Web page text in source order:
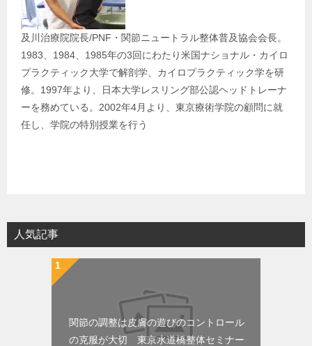
及川治療院院長/PNF・関節ニュートラル整体普及協会会長。
1983、1984、1985年の3回にわたり米国ナショナル・カイロ
プラクティック大学で解剖学、カイロプラクティック学を研
修。1997年より、日本大学レスリング部公認ヘッドトレーナ
ーを務めている。2002年4月より、東京療術学院の顧問に就
任し、学院の特別授業を行う
人気記事
関節の調整は皮膚の遊びのコントロール
の克服が大切 東京水道橋整体セミナー